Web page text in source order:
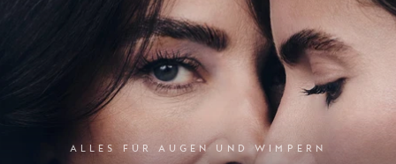
ALLES FÜR AUGEN UND WIMPERN